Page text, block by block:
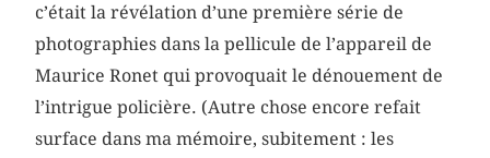
c’était la révélation d’une première série de
photographies dans la pellicule de l’appareil de
Maurice Ronet qui provoquait le dénouement de
l’intrigue policière. (Autre chose encore refait
surface dans ma mémoire, subitement : les